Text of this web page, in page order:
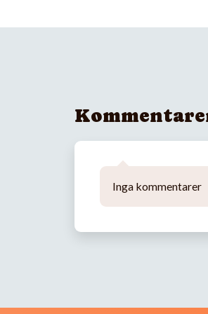
Inga kommentarer